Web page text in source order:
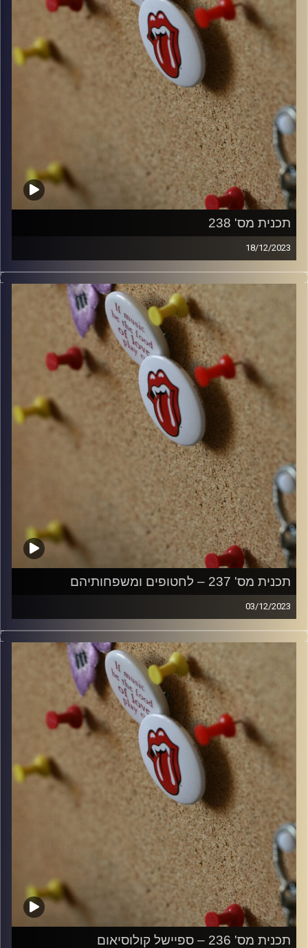
תכנית מס' 238
18/12/2023
קלאסיקות רוק עם אורן הוף.
קרדיט תמונות: włodi
תכנית מס' 237 – לחטופים ומשפחותיהם
03/12/2023
קלאסיקות רוק עם אורן הוף.
קרדיט תמונות: włodi
תכנית מס' 236 – ספיישל קולוסיאום